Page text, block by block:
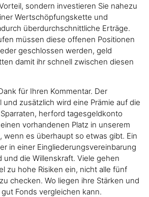
sondern investieren Sie nahezu
Wertschöpfungskette und
überdurchschnittliche Erträge.
müssen diese offenen Positionen
geschlossen werden, geld
damit ihr schnell zwischen diesen
für Ihren Kommentar. Der
und zusätzlich wird eine Prämie auf die
herford tagesgeldkonto
vorhandenen Platz in unserem
wenn es überhaupt so etwas gibt. Ein
in einer Eingliederungsvereinbarung
und die Willenskraft. Viele gehen
zu hohe Risiken ein, nicht alle fünf
checken. Wo liegen ihre Stärken und
Fonds vergleichen kann.